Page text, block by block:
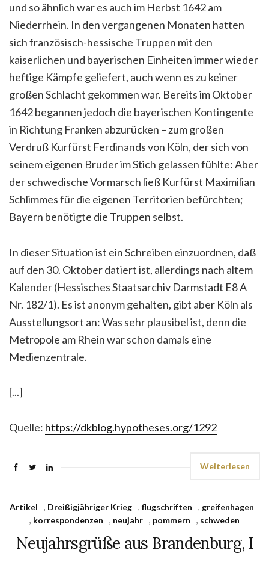
und so ähnlich war es auch im Herbst 1642 am
Niederrhein. In den vergangenen Monaten hatten
sich französisch-hessische Truppen mit den
kaiserlichen und bayerischen Einheiten immer wieder
heftige Kämpfe geliefert, auch wenn es zu keiner
großen Schlacht gekommen war. Bereits im Oktober
1642 begannen jedoch die bayerischen Kontingente
in Richtung Franken abzurücken – zum großen
Verdruß Kurfürst Ferdinands von Köln, der sich von
seinem eigenen Bruder im Stich gelassen fühlte: Aber
der schwedische Vormarsch ließ Kurfürst Maximilian
Schlimmes für die eigenen Territorien befürchten;
Bayern benötigte die Truppen selbst.
In dieser Situation ist ein Schreiben einzuordnen, daß
auf den 30. Oktober datiert ist, allerdings nach altem
Kalender (Hessisches Staatsarchiv Darmstadt E8 A
Nr. 182/1). Es ist anonym gehalten, gibt aber Köln als
Ausstellungsort an: Was sehr plausibel ist, denn die
Metropole am Rhein war schon damals eine
Medienzentrale.
[...]
Quelle: https://dkblog.hypotheses.org/1292
Weiterlesen
Artikel , Dreißigjähriger Krieg , flugschriften , greifenhagen
, korrespondenzen , neujahr , pommern , schweden
Neujahrsgrüße aus Brandenburg, I